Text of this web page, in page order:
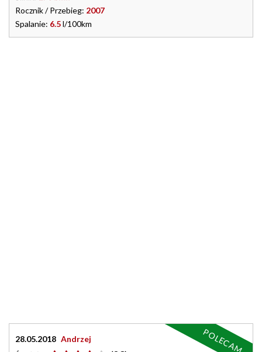
Rocznik / Przebieg: 2007
Spalanie: 6.5l/100km
28.05.2018 Andrzej
POLECAM